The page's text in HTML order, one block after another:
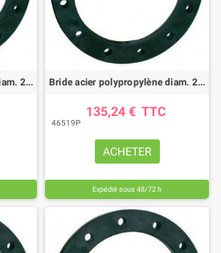
Bride acier polypropylène diam. 200mm Bride acier polypropylène diam. 250mm
135,24 € TTC
46519P
ACHETER
Expédié sous 48/72 h